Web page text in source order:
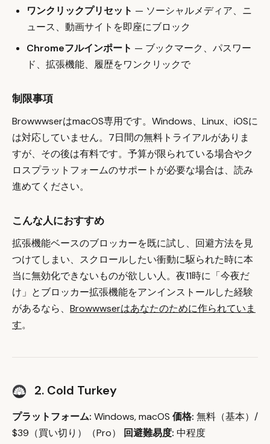
ワンクリックプリセット — ソーシャルメディア、ニ
ュース、動画サイトを即座にブロック
Chromeフルインポート — ブックマーク、パスワー
ド、拡張機能、履歴をワンクリックで
制限事項
BrowwwserはmacOS専用です。Windows、Linux、iOSに
は対応していません。7日間の無料トライアルがありま
すが、その後は有料です。予算が限られている場合やク
ロスプラットフォームのサポートが必要な場合は、読み
進めてください。
こんな人におすすめ
拡張機能ベースのブロッカーを既に試し、回避方法を見
つけてしまい、スクロールしたい衝動に駆られた時に本
当に無効化できないものが欲しい人。夜11時に「今夜だ
け」とブロッカー拡張機能をアンインストールした経験
があるなら、 Browwwserはあなたのために作られていま
す。
2. Cold Turkey
プラットフォーム: Windows, macOS 価格: 無料（基本）/
$39（買い切り）（Pro）
回避難易度: 中程度